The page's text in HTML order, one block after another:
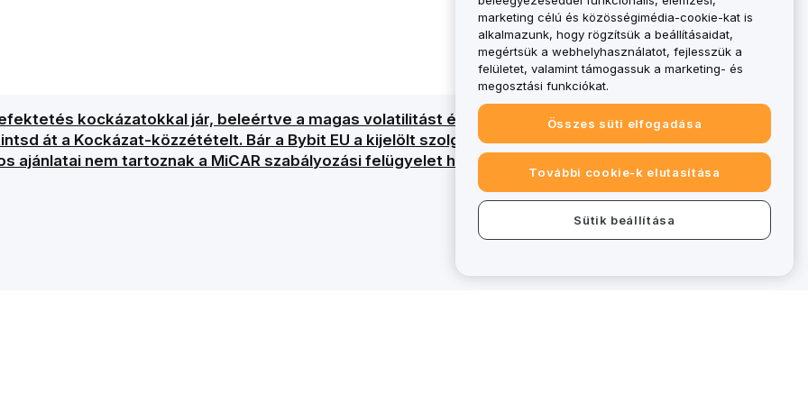
kockázatokkal jár, beleértve a magas volatilitást és a tőke teljes elvesztésének
át a Kockázat-közzétételt. Bár a Bybit EU a kijelölt szolgáltatások tekintetében MiCAR-
ajánlatai nem tartoznak a MiCAR szabályozási felügyelet hatálya alá.
marketing célú és közösségimédia-cookie-kat is
alkalmazunk, hogy rögzítsük a beállításaidat,
megértsük a webhelyhasználatot, fejlesszük a
felületet, valamint támogassuk a marketing- és
megosztási funkciókat.
Összes süti elfogadása
További cookie-k elutasítása
Sütik beállítása